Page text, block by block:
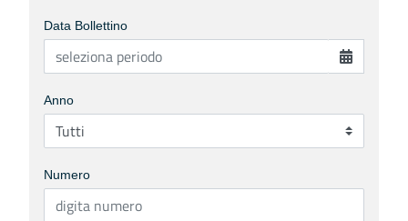
Data Bollettino
Anno
Numero